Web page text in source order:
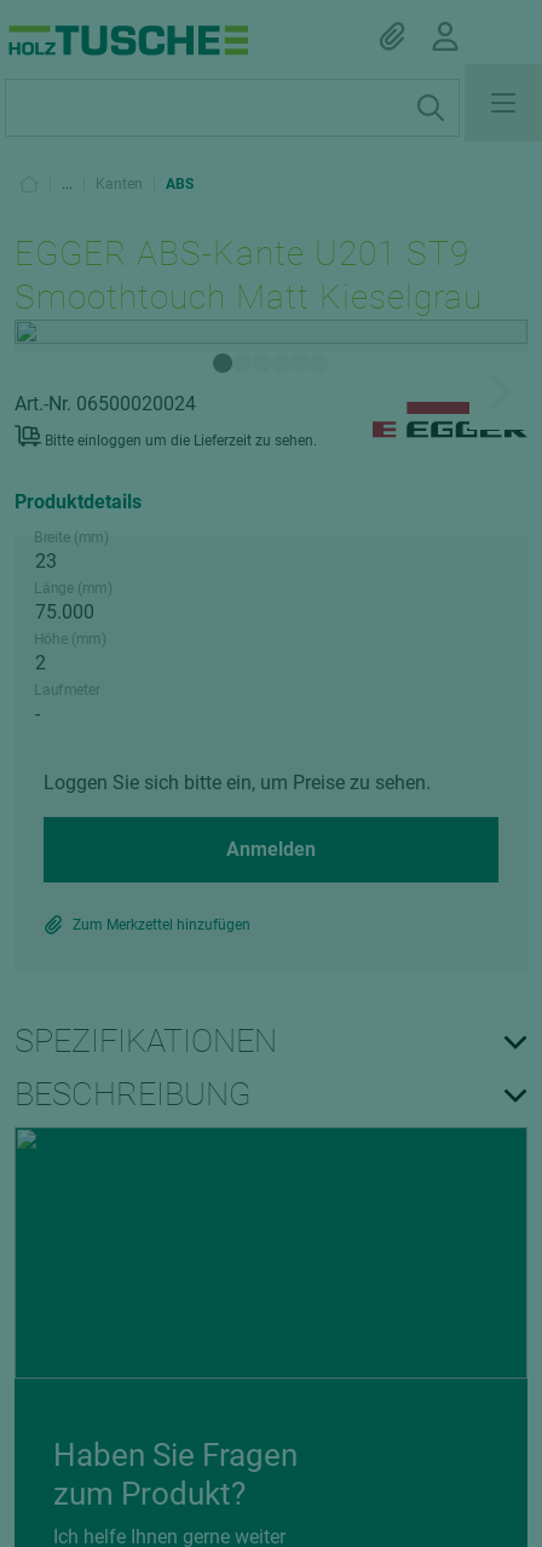
... Kanten ABS
EGGER ABS-Kante U201 ST9
Smoothtouch Matt Kieselgrau
Art.-Nr. 06500020024
Bitte einloggen um die Lieferzeit zu sehen.
Produktdetails
Breite (mm)
Länge (mm)
Höhe (mm)
Laufmeter
Loggen Sie sich bitte ein, um Preise zu sehen.
Anmelden
Zum Merkzettel hinzufügen
SPEZIFIKATIONEN
BESCHREIBUNG
Haben Sie Fragen
zum Produkt?
Ich helfe Ihnen gerne weiter